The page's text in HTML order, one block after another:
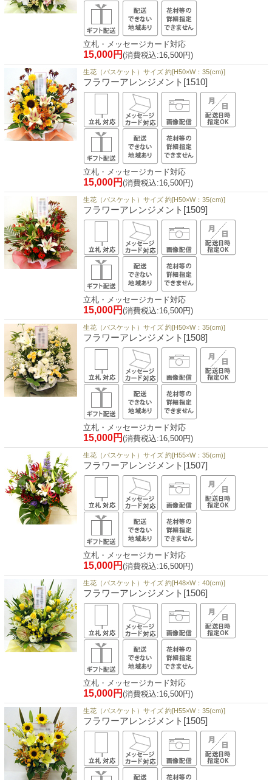
立札・メッセージカード対応
15,000円 (消費税込:16,500円)
生花（バスケット）サイズ 約[H50×W：35(cm)]
フラワーアレンジメント[1510]
立札・メッセージカード対応
15,000円 (消費税込:16,500円)
生花（バスケット）サイズ 約[H50×W：35(cm)]
フラワーアレンジメント[1509]
立札・メッセージカード対応
15,000円 (消費税込:16,500円)
生花（バスケット）サイズ 約[H50×W：35(cm)]
フラワーアレンジメント[1508]
立札・メッセージカード対応
15,000円 (消費税込:16,500円)
生花（バスケット）サイズ 約[H55×W：35(cm)]
フラワーアレンジメント[1507]
立札・メッセージカード対応
15,000円 (消費税込:16,500円)
生花（バスケット）サイズ 約[H48×W：40(cm)]
フラワーアレンジメント[1506]
立札・メッセージカード対応
15,000円 (消費税込:16,500円)
生花（バスケット）サイズ 約[H55×W：35(cm)]
フラワーアレンジメント[1505]